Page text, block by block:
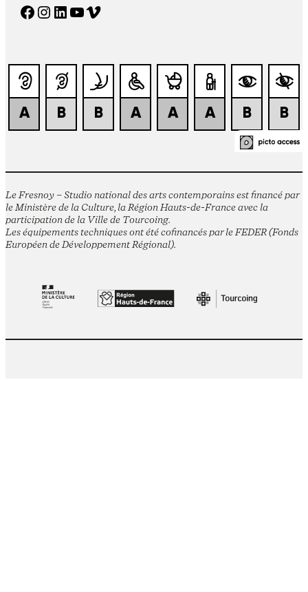
Facebook Instagram LinkedIn YouTube Vimeo
Le Fresnoy – Studio national des arts contemporains est financé par
le Ministère de la Culture, la Région Hauts-de-France avec la
participation de la Ville de Tourcoing.
Les équipements techniques ont été cofinancés par le FEDER (Fonds
Européen de Développement Régional).